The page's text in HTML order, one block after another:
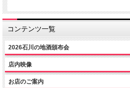
コンテンツ一覧
2026石川の地酒頒布会
店内映像
お店のご案内